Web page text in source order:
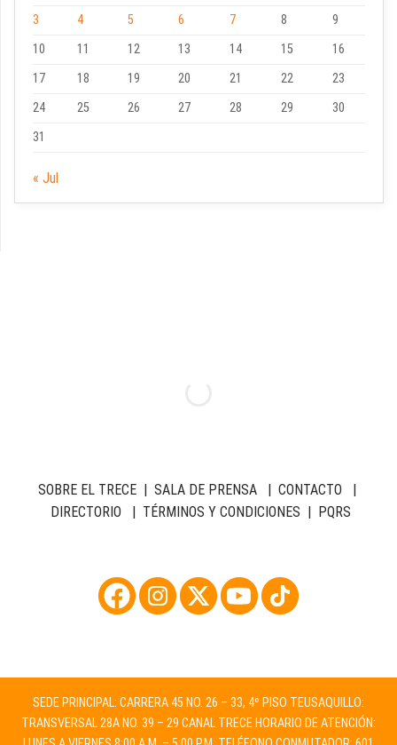
3
4 5 6 7 8
9
10
11 12 13 14 15
16
17
18 19 20 21 22
23
24
25 26 27 28 29
30
31
« Jul
SOBRE EL TRECE| SALA DE PRENSA| CONTACTO |
DIRECTORIO | TÉRMINOS Y CONDICIONES | PQRS
SEDE PRINCIPAL: CARRERA 45 NO. 26 – 33, 4º PISO TEUSAQUILLO:
TRANSVERSAL 28A NO. 39 – 29 CANAL TRECE HORARIO DE ATENCIÓN: